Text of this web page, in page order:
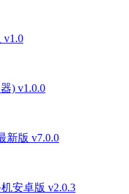
v1.0
) v1.0.0
新版 v7.0.0
安卓版 v2.0.3